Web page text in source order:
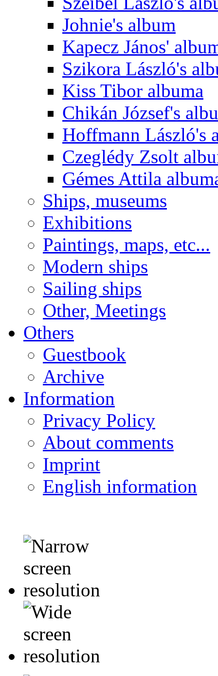
Johnie's album
Kapecz János'
Szikora László's
Kiss Tibor albuma
Chikán József's
Hoffmann László's
Czeglédy Zsolt
Gémes Attila
Ships, museums
Exhibitions
Paintings, maps, etc...
Modern ships
Sailing ships
Other, Meetings
Others
Guestbook
Archive
Information
Privacy Policy
About comments
Imprint
English information